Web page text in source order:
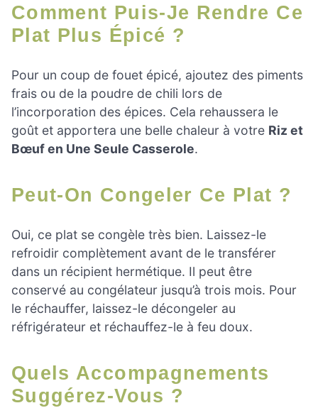
Comment Puis-Je Rendre Ce
Plat Plus Épicé ?
Pour un coup de fouet épicé, ajoutez des piments
frais ou de la poudre de chili lors de
l’incorporation des épices. Cela rehaussera le
goût et apportera une belle chaleur à votre Riz et
Bœuf en Une Seule Casserole.
Peut-On Congeler Ce Plat ?
Oui, ce plat se congèle très bien. Laissez-le
refroidir complètement avant de le transférer
dans un récipient hermétique. Il peut être
conservé au congélateur jusqu’à trois mois. Pour
le réchauffer, laissez-le décongeler au
réfrigérateur et réchauffez-le à feu doux.
Quels Accompagnements
Suggérez-Vous ?